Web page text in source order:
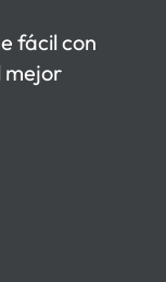
fácil con
mejor